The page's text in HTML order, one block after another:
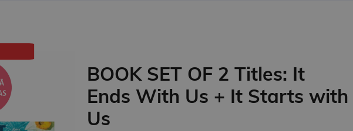
BOOK SET OF 2 Titles: It
Ends With Us + It Starts with
Us